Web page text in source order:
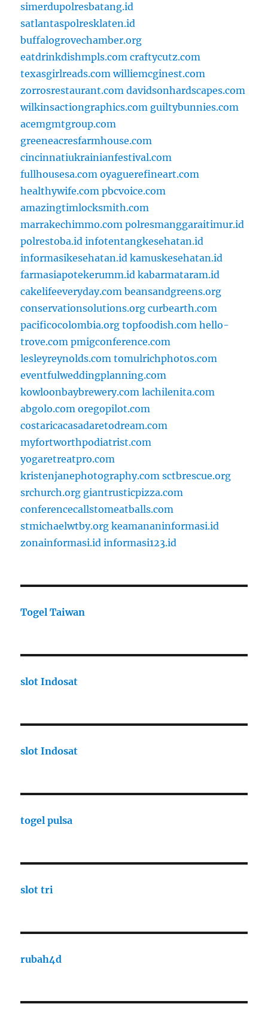
simerdupolresbatang.id
satlantaspolresklaten.id
buffalogrovechamber.org
eatdrinkdishmpls.com craftycutz.com
texasgirlreads.com williemcginest.com
zorrosrestaurant.com davidsonhardscapes.com
wilkinsactiongraphics.com guiltybunnies.com
acemgmtgroup.com
greeneacresfarmhouse.com
cincinnatiukrainianfestival.com
fullhousesa.com oyaguerefineart.com
healthywife.com pbcvoice.com
amazingtimlocksmith.com
marrakechimmo.com polresmanggaraitimur.id
polrestoba.id infotentangkesehatan.id
informasikesehatan.id kamuskesehatan.id
farmasiapotekerumm.id kabarmataram.id
cakelifeeveryday.com beansandgreens.org
conservationsolutions.org curbearth.com
pacificocolombia.org topfoodish.com hello-
trove.com pmigconference.com
lesleyreynolds.com tomulrichphotos.com
eventfulweddingplanning.com
kowloonbaybrewery.com lachilenita.com
abgolo.com oregopilot.com
costaricacasadaretodream.com
myfortworthpodiatrist.com
yogaretreatpro.com
kristenjanephotography.com sctbrescue.org
srchurch.org giantrusticpizza.com
conferencecallstomeatballs.com
stmichaelwtby.org keamananinformasi.id
zonainformasi.id informasi123.id
Togel Taiwan
slot Indosat
slot Indosat
togel pulsa
slot tri
rubah4d